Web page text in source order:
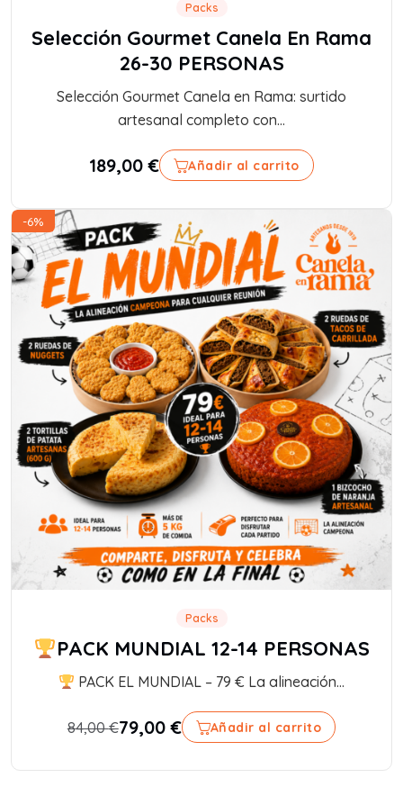
Packs
Selección Gourmet Canela En Rama
26-30 PERSONAS
Selección Gourmet Canela en Rama: surtido
artesanal completo con...
189,00€ Añadir al carrito
-6%
Packs
PACK MUNDIAL 12-14 PERSONAS
PACK EL MUNDIAL – 79 € La alineación...
84,00€79,00€ Añadir al carrito